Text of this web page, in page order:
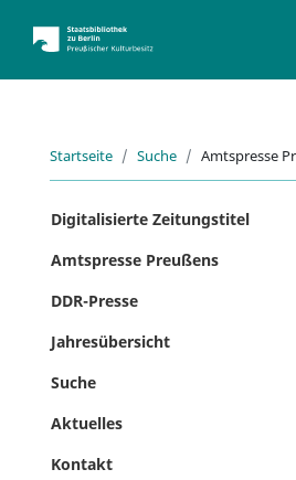
Startseite Suche Amtspresse
Digitalisierte Zeitungstitel
Amtspresse Preußens
DDR-Presse
Jahresübersicht
Suche
Aktuelles
Kontakt